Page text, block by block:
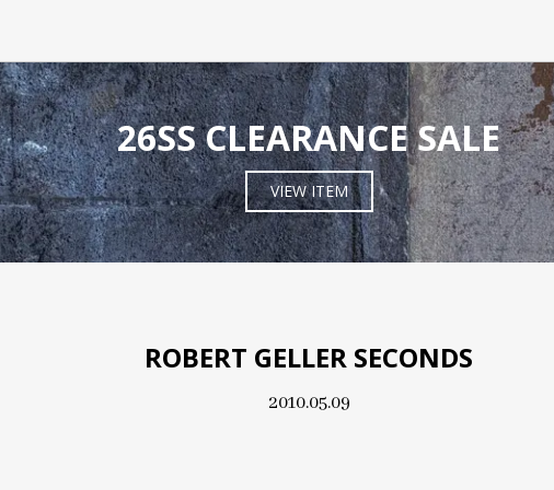
26SS CLEARANCE SALE
VIEW ITEM
ROBERT GELLER SECONDS
2010.05.09